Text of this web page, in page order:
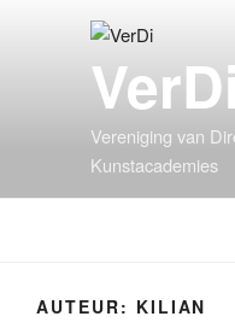
VerDi
Vereniging van
Kunstacademies
AUTEUR: KILIAN